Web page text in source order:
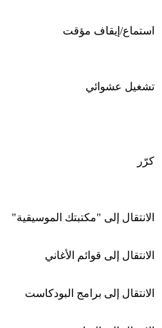
استماع/إيقاف مؤقت
تشغيل عشوائي
كرّر
الانتقال إلى "مكتبتك الموسيقية"
الانتقال إلى قوائم الأغاني
الانتقال إلى برامج البودكاست